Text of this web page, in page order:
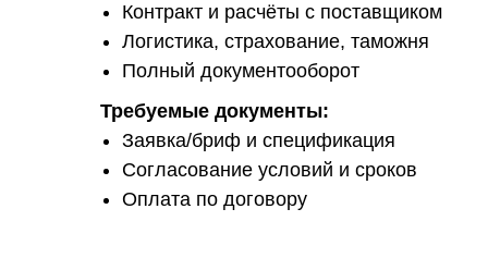
Контракт и расчёты с поставщиком
Логистика, страхование, таможня
Полный документооборот
Требуемые документы:
Заявка/бриф и спецификация
Согласование условий и сроков
Оплата по договору